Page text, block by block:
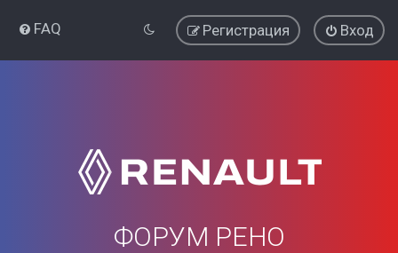
FAQ Вход
Регистрация
ФОРУМ РЕНО